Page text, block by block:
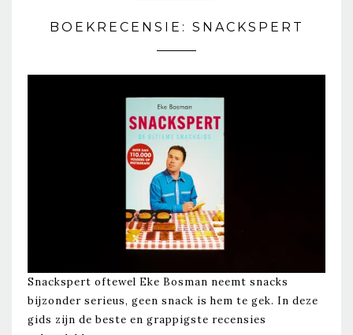
BOEKRECENSIE: SNACKSPERT
Snackspert oftewel Eke Bosman neemt snacks
bijzonder serieus, geen snack is hem te gek. In deze
gids zijn de beste en grappigste recensies